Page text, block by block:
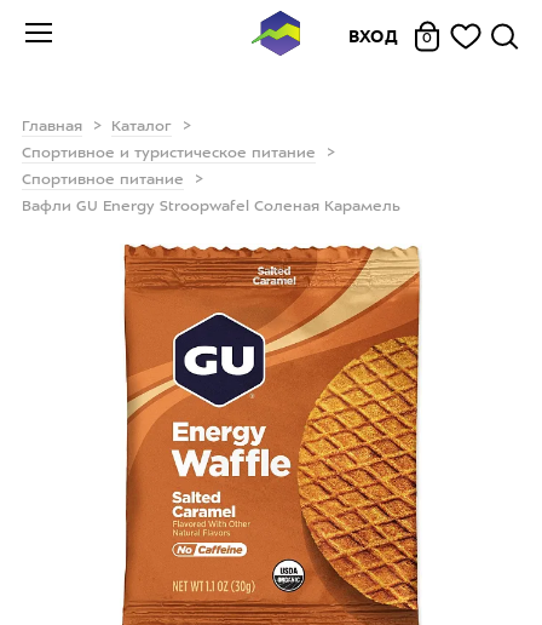
ВХОД 0
Главная
Каталог
Спортивное и туристическое питание
Спортивное питание
Вафли GU Energy Stroopwafel Соленая Карамель